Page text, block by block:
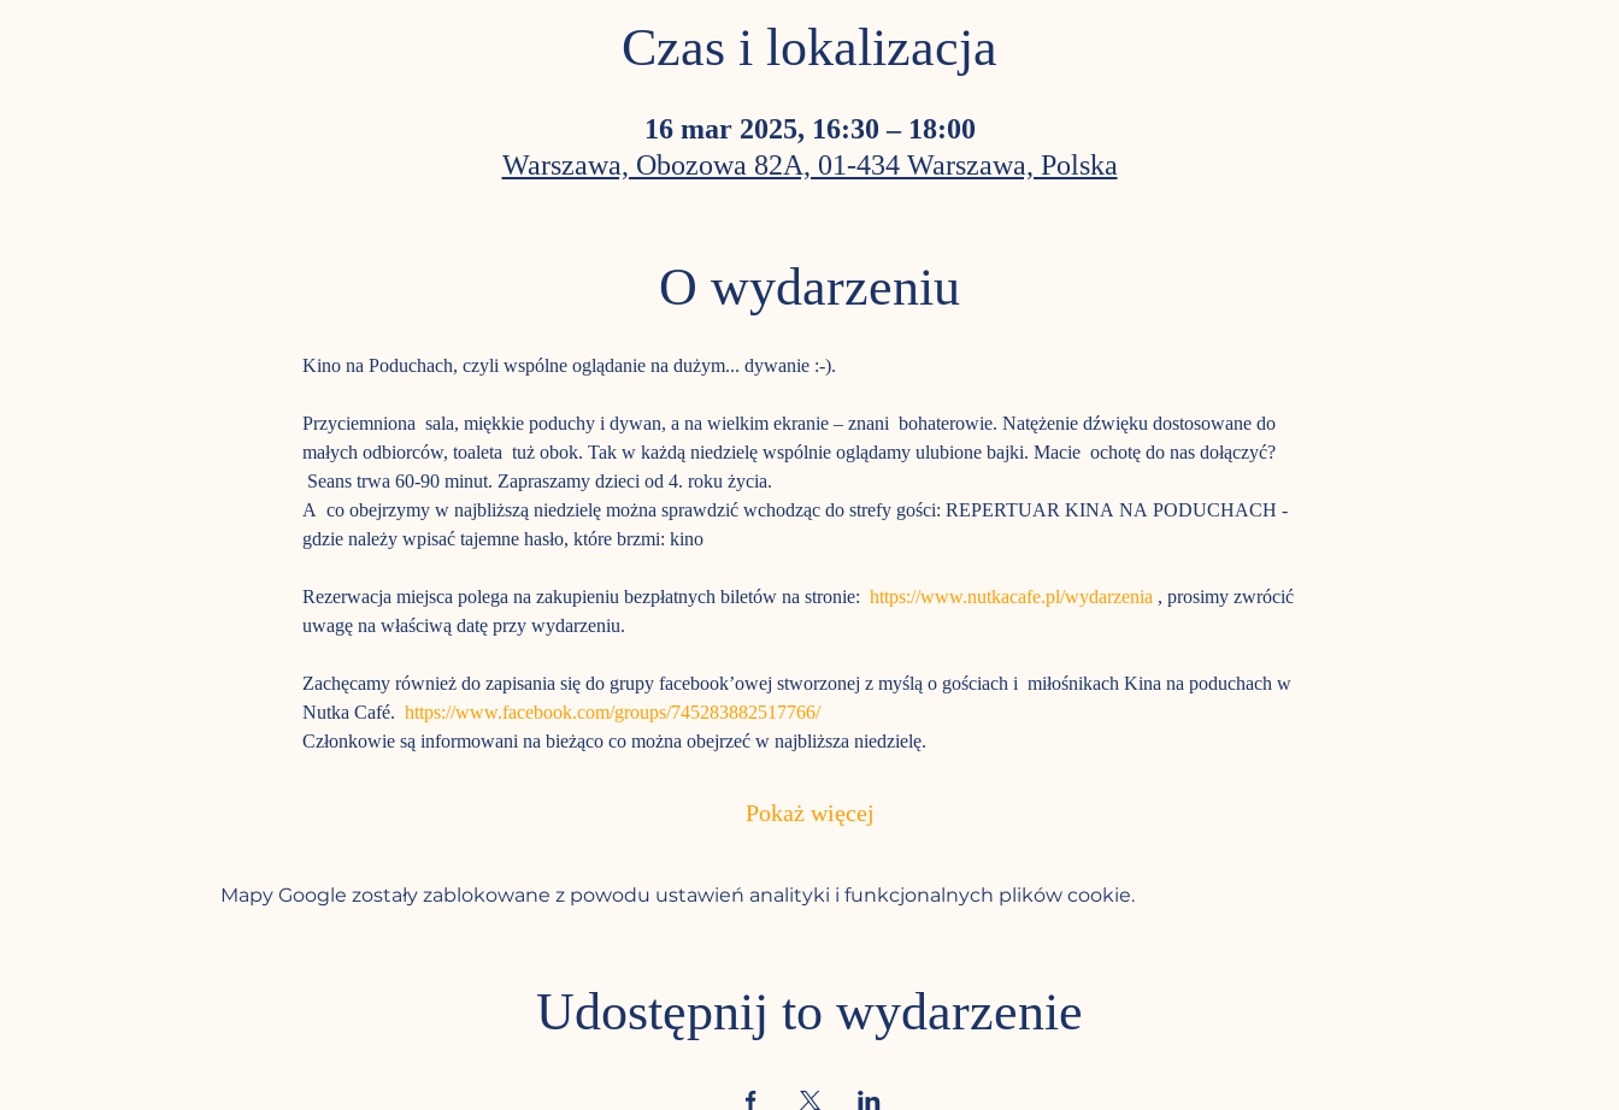
Czas i lokalizacja
16 mar 2025, 16:30 – 18:00
Warszawa, Obozowa 82A, 01-434 Warszawa, Polska
O wydarzeniu
Kino na Poduchach, czyli wspólne oglądanie na dużym... dywanie :-).
Przyciemniona  sala, miękkie poduchy i dywan, a na wielkim ekranie – znani  bohaterowie. Natężenie dźwięku dostosowane do
małych odbiorców, toaleta  tuż obok. Tak w każdą niedzielę wspólnie oglądamy ulubione bajki. Macie  ochotę do nas dołączyć?
Seans trwa 60-90 minut. Zapraszamy dzieci od 4. roku życia.
A  co obejrzymy w najbliższą niedzielę można sprawdzić wchodząc do strefy gości: REPERTUAR KINA NA PODUCHACH -
gdzie należy wpisać tajemne hasło, które brzmi: kino
Rezerwacja miejsca polega na zakupieniu bezpłatnych biletów na stronie: https://www.nutkacafe.pl/wydarzenia , prosimy zwrócić
uwagę na właściwą datę przy wydarzeniu.
Zachęcamy również do zapisania się do grupy facebook’owej stworzonej z myślą o gościach i  miłośnikach Kina na poduchach w
Nutka Café. https://www.facebook.com/groups/745283882517766/
Członkowie są informowani na bieżąco co można obejrzeć w najbliższa niedzielę.
Pokaż więcej
Mapy Google zostały zablokowane z powodu ustawień analityki i funkcjonalnych plików cookie.
Udostępnij to wydarzenie